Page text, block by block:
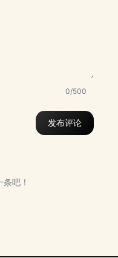
0/500
发布评论
吧！